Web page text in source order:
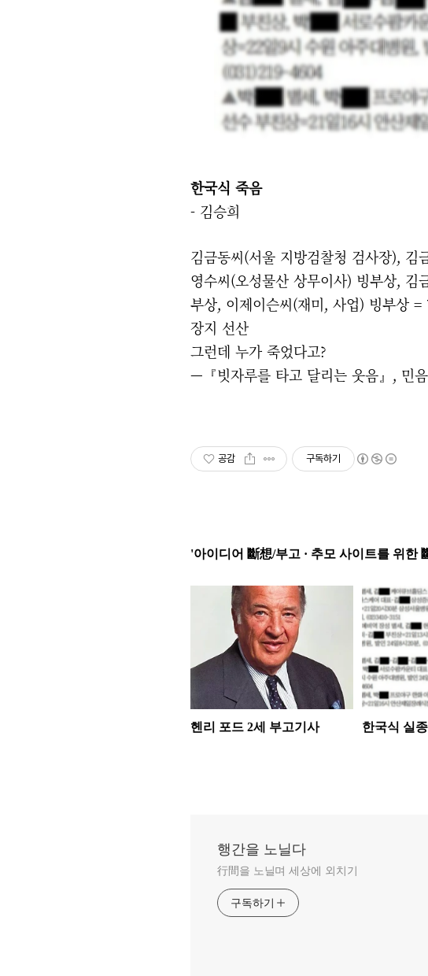
한국식 죽음
- 김승희
김금동씨(서울 지방검찰청 검사장),
영수씨(오성물산 상무이사) 빙부상, 김
부상, 이제이슨씨(재미, 사업) 빙부상
장지 선산
그런데 누가 죽었다고?
—『빗자루를 타고 달리는 웃음』, 민
공감 구독하기
'아이디어 斷想/부고 · 추모 사이트를 위한
헨리 포드 2세 부고기사 한국식 실
행간을 노닐다
行間을 노닐며 세상에 외치기
구독하기